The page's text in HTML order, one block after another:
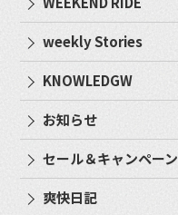
weekly Stories
KNOWLEDGW
お知らせ
セール＆キャンペーン
爽快日記